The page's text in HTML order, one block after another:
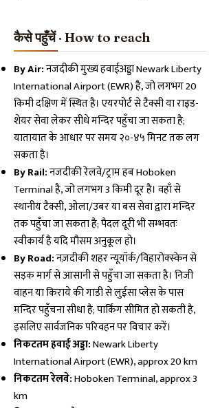
कैसे पहुँचें · How to reach
By Air:नजदीकी मुख्य हवाईअड्डा Newark Liberty
International Airport (EWR) है, जो लगभग 20
किमी दक्षिण में स्थित है। एयरपोर्ट से टैक्सी या राइड-
शेयर सेवा लेकर सीधे मन्दिर पहुँचा जा सकता है;
यातायात के आधार पर समय २०-४५ मिनट तक लग
सकता है।
By Rail:नजदीकी रेलवे/ट्राम हब Hoboken
Terminal है, जो लगभग 3 किमी दूर है। वहाँ से
स्थानीय टैक्सी, ओला/उबर या बस सेवा द्वारा मन्दिर
तक पहुँचा जा सकता है; पैदल दूरी भी सम्भवतः
स्वीकार्य है यदि मौसम अनुकूल हो।
By Road:नज़दीकी शहर न्यूयॉर्क/विहारोक्स्केन से
सड़क मार्ग से आसानी से पहुँचा जा सकता है। निजी
वाहन या किराये की गाडी से लुईसा प्लेस के पास
मन्दिर पहुँचना सीधा है; पार्किंग सीमित हो सकती है,
इसलिए सार्वजनिक परिवहन पर विचार करें।
निकटतम हवाई अड्डा:Newark Liberty
International Airport (EWR), approx 20 km
निकटतम रेलवे:Hoboken Terminal, approx 3
km